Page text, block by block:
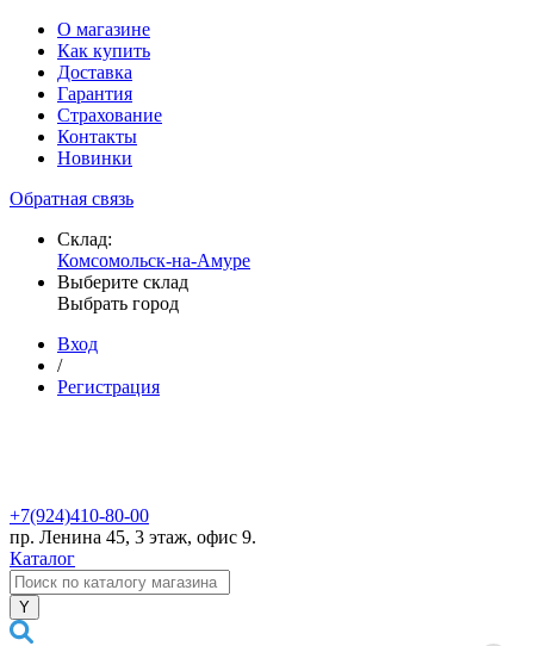
О магазине
Как купить
Доставка
Гарантия
Страхование
Контакты
Новинки
Обратная связь
Склад:
Комсомольск-на-Амуре
Выберите склад
Выбрать город
Вход
/
Регистрация
+7(924)410-80-00
пр. Ленина 45, 3 этаж, офис 9.
Каталог